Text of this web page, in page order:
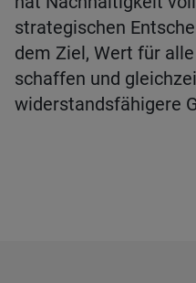
strategischen
dem Ziel, Wert für
schaffen und
widerstandsfähigere